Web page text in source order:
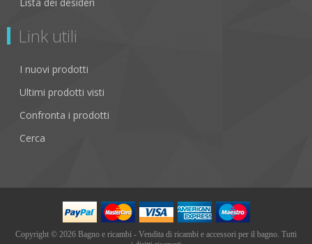
Link utili
I nuovi prodotti
Ultimi prodotti visti
Confronta i prodotti
Cerca
Copyright © 2026 Bagno e ricambi - Vendita di ricambi e accessori per il bagno. Tutti